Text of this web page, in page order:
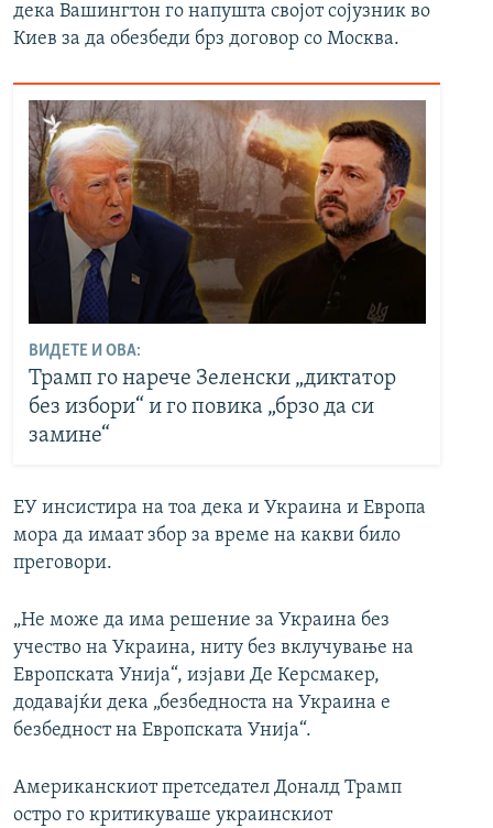
дека Вашингтон го напушта својот сојузник во
Киев за да обезбеди брз договор со Москва.
ВИДЕТЕ И ОВА:
Трамп го нарече Зеленски „диктатор
без избори“ и го повика „брзо да си
замине“
ЕУ инсистира на тоа дека и Украина и Европа
мора да имаат збор за време на какви било
преговори.
„Не може да има решение за Украина без
учество на Украина, ниту без вклучување на
Европската Унија“, изјави Де Керсмакер,
додавајќи дека „безбедноста на Украина е
безбедност на Европската Унија“.
Американскиот претседател Доналд Трамп
остро го критикуваше украинскиот